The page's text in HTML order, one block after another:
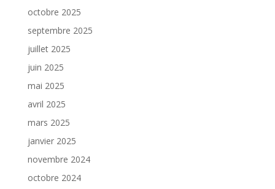
octobre 2025
septembre 2025
juillet 2025
juin 2025
mai 2025
avril 2025
mars 2025
janvier 2025
novembre 2024
octobre 2024